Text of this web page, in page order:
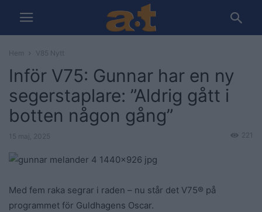
Hem V85 Nytt
Inför V75: Gunnar har en ny
segerstaplare: ”Aldrig gått i
botten någon gång”
15 maj, 2025 221
Med fem raka segrar i raden – nu står det V75® på
programmet för Guldhagens Oscar.